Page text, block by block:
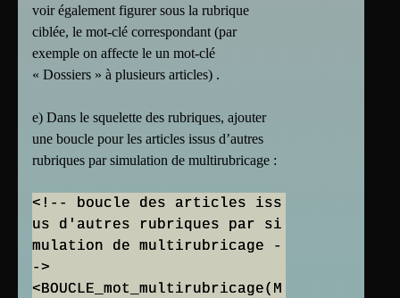
voir également figurer sous la rubrique
ciblée, le mot-clé correspondant (par
exemple on affecte le un mot-clé
« Dossiers » à plusieurs articles) .
e) Dans le squelette des rubriques, ajouter
une boucle pour les articles issus d’autres
rubriques par simulation de multirubricage :
<!-- boucle des articles iss
us d'autres rubriques par si
mulation de multirubricage -
->
<BOUCLE_mot_multirubricage(M